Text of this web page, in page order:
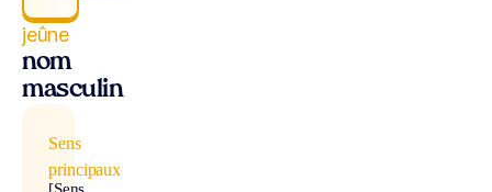
jeûne
nom
masculin
Sens
principaux